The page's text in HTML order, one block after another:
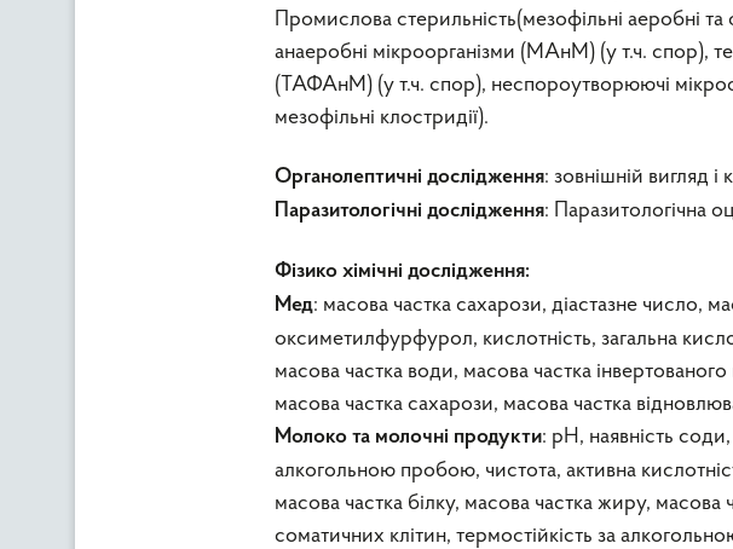
Промислова стерильність(мезофільні аеробні
анаеробні мікроорганізми (МАнМ) (у т.ч. спор),
(ТАФАнМ) (у т.ч. спор), неспороутворюючі
мезофільні клостридії).
Органолептичні дослідження: зовнішній вигляд і
Паразитологічні дослідження: Паразитологічна
Фізико хімічні дослідження:
Мед: масова частка сахарози, діастазне число,
оксиметилфурфурол, кислотність, загальна
масова частка води, масова частка
масова частка сахарози, масова частка
Молоко та молочні продукти: рН, наявність соди,
алкогольною пробою, чистота, активна
масова частка білку, масова частка жиру, масова
соматичних клітин, термостійкість за